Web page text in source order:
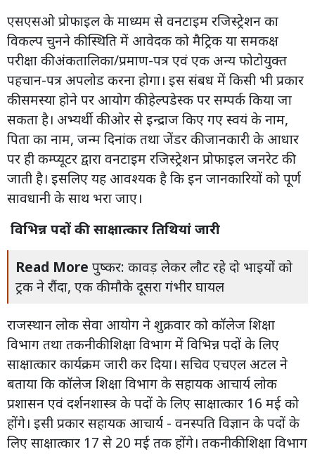
एसएसओ प्रोफाइल के माध्यम से वनटाइम रजिस्ट्रेशन का
विकल्प चुनने की स्थिति में आवेदक को मैट्रिक या समकक्ष
परीक्षा की अंकतालिका/प्रमाण-पत्र एवं एक अन्य फोटोयुक्त
पहचान-पत्र अपलोड करना होगा। इस संबध में किसी भी प्रकार
की समस्या होने पर आयोग की हेल्पडेस्क पर सम्पर्क किया जा
सकता है। अभ्यर्थी की ओर से इन्द्राज किए गए स्वयं के नाम,
पिता का नाम, जन्म दिनांक तथा जेंडर की जानकारी के आधार
पर ही कम्प्यूटर द्वारा वनटाइम रजिस्ट्रेशन प्रोफाइल जनरेट की
जाती है। इसलिए यह आवश्यक है कि इन जानकारियों को पूर्ण
सावधानी के साथ भरा जाए।
विभिन्न पदों की साक्षात्कार तिथियां जारी
Read More पुष्कर: कावड़ लेकर लौट रहे दो भाइयों को
ट्रक ने रौंदा, एक की मौके दूसरा गंभीर घायल
राजस्थान लोक सेवा आयोग ने शुक्रवार को कॉलेज शिक्षा
विभाग तथा तकनीकी शिक्षा विभाग में विभिन्न पदों के लिए
साक्षात्कार कार्यक्रम जारी कर दिया। सचिव एचएल अटल ने
बताया कि कॉलेज शिक्षा विभाग के सहायक आचार्य लोक
प्रशासन एवं दर्शनशास्त्र के पदों के लिए साक्षात्कार 16 मई को
होंगे। इसी प्रकार सहायक आचार्य - वनस्पति विज्ञान के पदों के
लिए साक्षात्कार 17 से 20 मई तक होंगे। तकनीकी शिक्षा विभाग